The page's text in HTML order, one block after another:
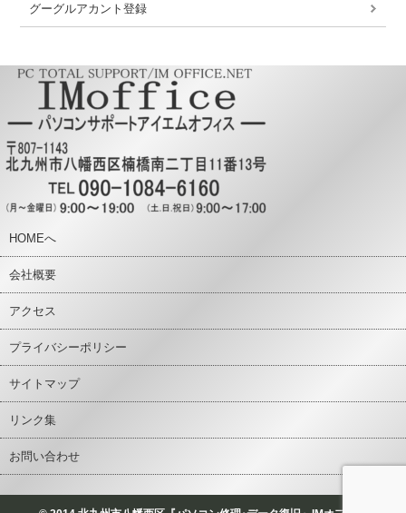
グーグルアカント登録
HOMEへ
会社概要
アクセス
プライバシーポリシー
サイトマップ
リンク集
お問い合わせ